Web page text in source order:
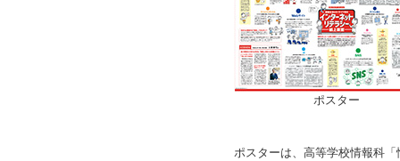
ポスター
ポスターは、高等学校情報科